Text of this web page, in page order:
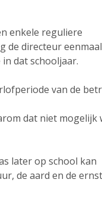
enkele reguliere
de directeur
dat schooljaar.
van de
dat niet mogelijk
later op school kan
de aard en de